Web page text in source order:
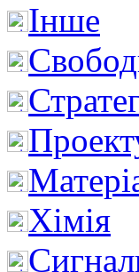
Інше
Хімія